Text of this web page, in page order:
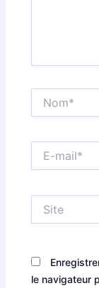
mail*
le navigateur